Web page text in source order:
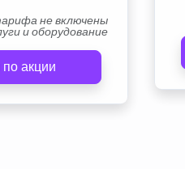
не включены
и оборудование
акции